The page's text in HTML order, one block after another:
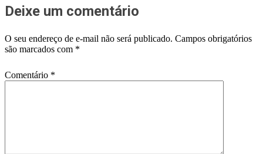
Deixe um comentário
O seu endereço de e-mail não será publicado. Campos obrigatórios
são marcados com *
Comentário *